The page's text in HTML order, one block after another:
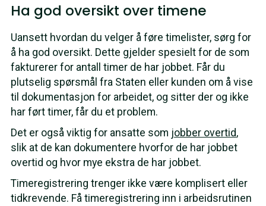
Ha god oversikt over timene
Uansett hvordan du velger å føre timelister, sørg for
å ha god oversikt. Dette gjelder spesielt for de som
fakturerer for antall timer de har jobbet. Får du
plutselig spørsmål fra Staten eller kunden om å vise
til dokumentasjon for arbeidet, og sitter der og ikke
har ført timer, får du et problem.
Det er også viktig for ansatte som jobber overtid,
slik at de kan dokumentere hvorfor de har jobbet
overtid og hvor mye ekstra de har jobbet.
Timeregistrering trenger ikke være komplisert eller
tidkrevende. Få timeregistrering inn i arbeidsrutinen